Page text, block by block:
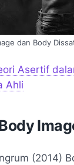
dan Body
Asertif
Ahli
(2014)